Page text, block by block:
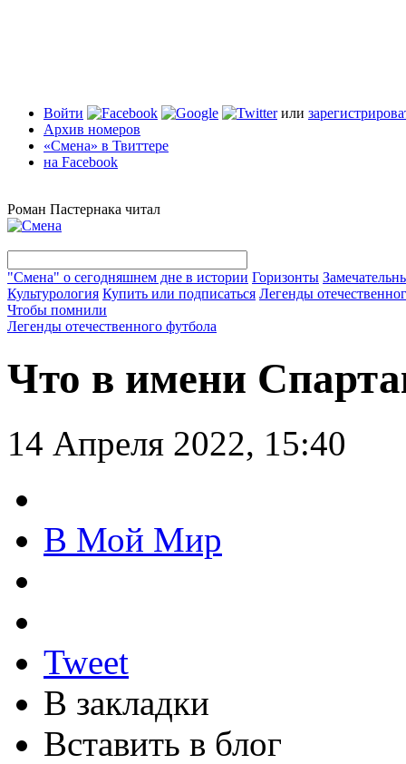
Войти или
Архив номеров
«Смена» в Твиттере
на Facebook
Роман Пастернака читал
"Смена" о сегодняшнем дне в истории Горизонты
Культурология Купить или подписаться Легенды
Чтобы помнили
Легенды отечественного футбола
Что в имени
14 Апреля 2022, 15:40
В Мой Мир
Tweet
В закладки
Вставить в блог